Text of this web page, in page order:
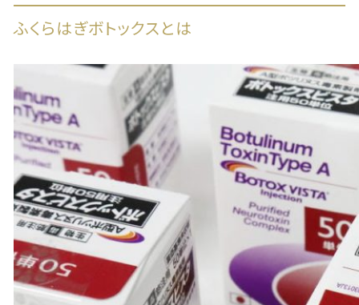
ふくらはぎボトックスとは